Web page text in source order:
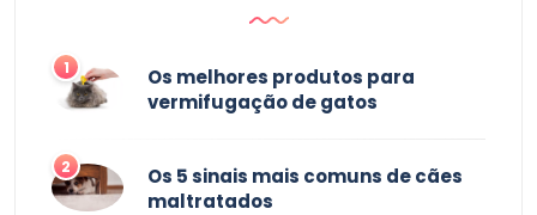
1
Os melhores produtos para
vermifugação de gatos
2
Os 5 sinais mais comuns de cães
maltratados